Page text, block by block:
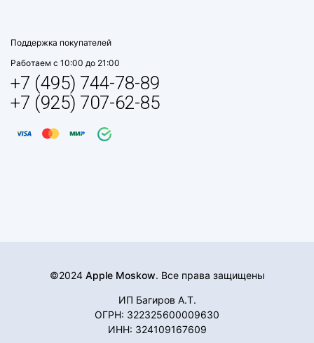
Поддержка покупателей
Работаем с 10:00 до 21:00
+7 (495) 744-78-89
+7 (925) 707-62-85
©2024 Apple Moskow. Все права защищены
ИП Багиров А.Т.
ОГРН: 322325600009630
ИНН: 324109167609